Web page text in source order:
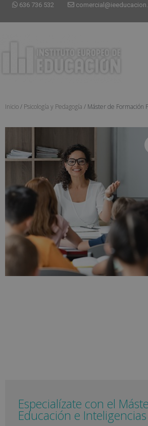
636 736 532
Inicio/ Psicología y Pedagogía / Máster de Formación
Especialízate con el
Educación e